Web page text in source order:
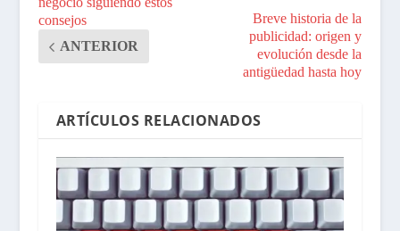
consejos
ANTERIOR
Breve historia de la
publicidad: origen y
evolución desde la
antigüedad hasta hoy
ARTÍCULOS RELACIONADOS